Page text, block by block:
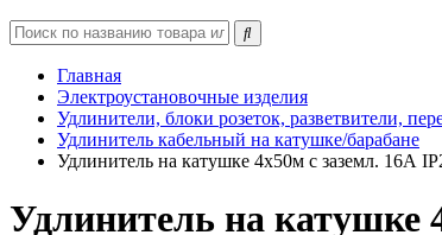
Главная
Электроустановочные изделия
Удлинители, блоки розеток, разветвители,
Удлинитель кабельный на катушке/барабане
Удлинитель на катушке 4х50м с заземл. 16А
Удлинитель на